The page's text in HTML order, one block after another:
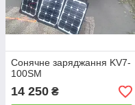
Сонячне заряджання KV7-
100SM
14 250 ₴